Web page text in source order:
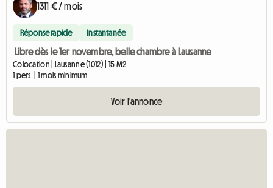
1311 € / mois
Réponse rapide Instantanée
Libre dès le 1er novembre, belle chambre à Lausanne
Colocation | Lausanne (1012) | 15 M2
1 pers. | 1 mois minimum
Voir l'annonce